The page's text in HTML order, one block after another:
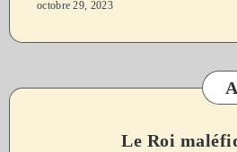
octobre 29, 2023
Le Roi